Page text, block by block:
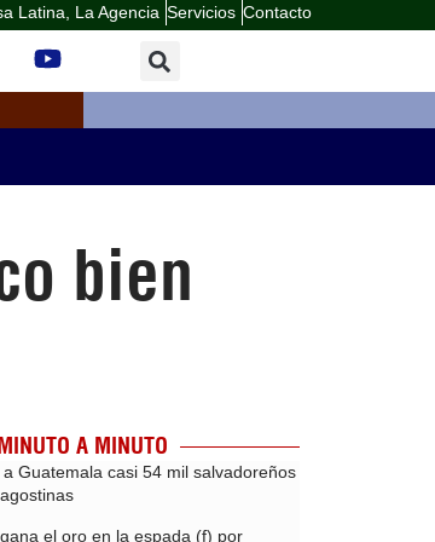
Latina, La Agencia Servicios Contacto
bien
A MINUTO
Guatemala casi 54 mil salvadoreños
el oro en la espada (f) por